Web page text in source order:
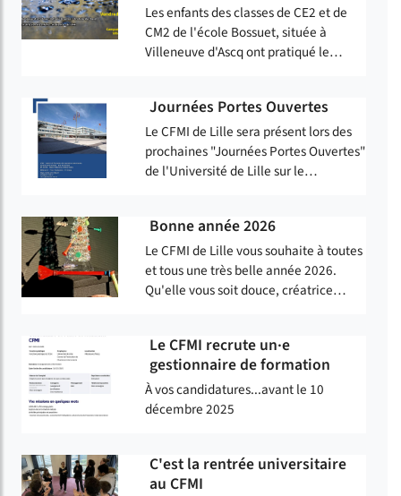
Les enfants des classes de CE2 et de
CM2 de l'école Bossuet, située à
Villeneuve d'Ascq ont pratiqué le…
Journées Portes Ouvertes
Le CFMI de Lille sera présent lors des
prochaines "Journées Portes Ouvertes"
de l'Université de Lille sur le…
Bonne année 2026
Le CFMI de Lille vous souhaite à toutes
et tous une très belle année 2026.
Qu'elle vous soit douce, créatrice…
Le CFMI recrute un·e
gestionnaire de formation
À vos candidatures...avant le 10
décembre 2025
C'est la rentrée universitaire
au CFMI